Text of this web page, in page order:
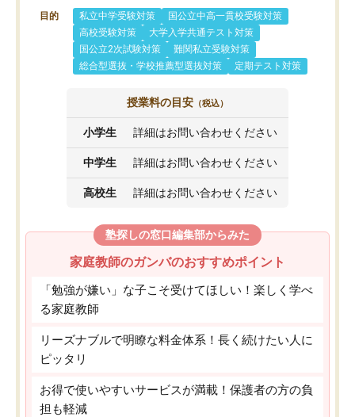
目的 私立中学受験対策
国公立中高一貫校受験対策
高校受験対策
大学入学共通テスト対策
国公立2次試験対策
難関私立受験対策
総合型選抜・学校推薦型選抜対策
定期テスト対策
授業料の目安 （税込）
小学生 詳細はお問い合わせください
中学生 詳細はお問い合わせください
高校生 詳細はお問い合わせください
塾探しの窓口編集部からみた
家庭教師のガンバのおすすめポイント
「勉強が嫌い」な子こそ受けてほしい！楽しく学べ
る家庭教師
リーズナブルで明瞭な料金体系！長く続けたい人に
ピッタリ
お得で使いやすいサービスが満載！保護者の方の負
担も軽減